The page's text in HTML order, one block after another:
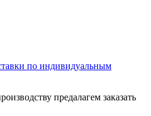
по индивидуальным
предалагем заказать